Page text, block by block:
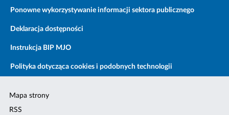
Ponowne wykorzystywanie informacji sektora publicznego
Deklaracja dostępności
Instrukcja BIP MJO
Polityka dotycząca cookies i podobnych technologii
Mapa strony
RSS